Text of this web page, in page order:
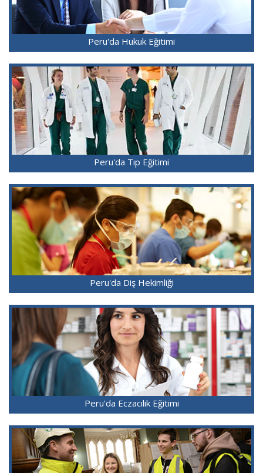
Peru'da Hukuk Eğitimi
Peru'da Tıp Eğitimi
Peru'da Diş Hekimliği
Peru'da Eczacılık Eğitimi